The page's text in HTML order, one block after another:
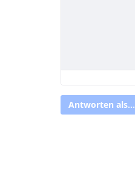
Antworten als...